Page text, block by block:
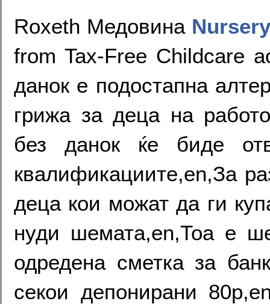
Roxeth Медовина Nursery
from Tax-Free Childcare
данок е подостапна
грижа за деца на
без данок ќе биде
квалификациите,en,За
деца кои можат да ги
нуди шемата,en,Тоа е
одредена сметка за
секои депонирани